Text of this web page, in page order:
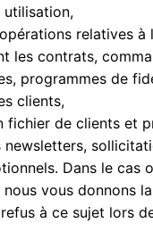
utilisation,
relatives à
les contrats,
programmes de
clients,
fichier de clients et
newsletters,
Dans le cas
nous vous donnons
à ce sujet lors